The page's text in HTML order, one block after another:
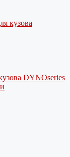
кузова
DYNOseries